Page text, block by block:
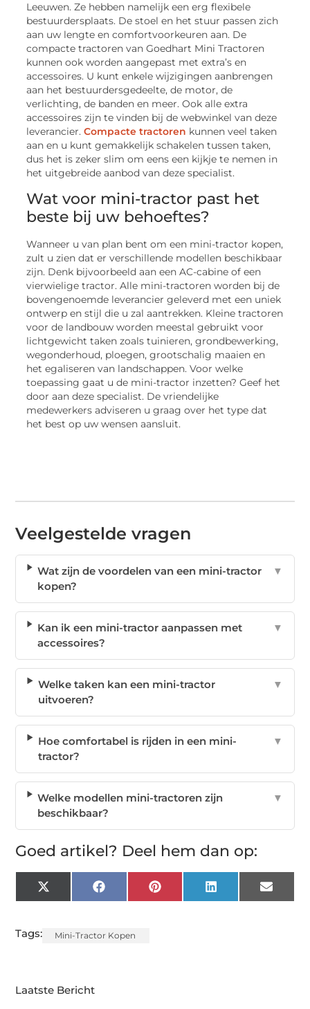
Leeuwen. Ze hebben namelijk een erg flexibele
bestuurdersplaats. De stoel en het stuur passen zich
aan uw lengte en comfortvoorkeuren aan. De
compacte tractoren van Goedhart Mini Tractoren
kunnen ook worden aangepast met extra’s en
accessoires. U kunt enkele wijzigingen aanbrengen
aan het bestuurdersgedeelte, de motor, de
verlichting, de banden en meer. Ook alle extra
accessoires zijn te vinden bij de webwinkel van deze
leverancier.Compacte tractoren kunnen veel taken
aan en u kunt gemakkelijk schakelen tussen taken,
dus het is zeker slim om eens een kijkje te nemen in
het uitgebreide aanbod van deze specialist.
Wat voor mini-tractor past het
beste bij uw behoeftes?
Wanneer u van plan bent om een mini-tractor kopen,
zult u zien dat er verschillende modellen beschikbaar
zijn. Denk bijvoorbeeld aan een AC-cabine of een
vierwielige tractor. Alle mini-tractoren worden bij de
bovengenoemde leverancier geleverd met een uniek
ontwerp en stijl die u zal aantrekken. Kleine tractoren
voor de landbouw worden meestal gebruikt voor
lichtgewicht taken zoals tuinieren, grondbewerking,
wegonderhoud, ploegen, grootschalig maaien en
het egaliseren van landschappen. Voor welke
toepassing gaat u de mini-tractor inzetten? Geef het
door aan deze specialist. De vriendelijke
medewerkers adviseren u graag over het type dat
het best op uw wensen aansluit.
Veelgestelde vragen
Wat zijn de voordelen van een mini-tractor
kopen?
▼
Kan ik een mini-tractor aanpassen met
accessoires?
▼
Welke taken kan een mini-tractor
uitvoeren?
▼
Hoe comfortabel is rijden in een mini-
tractor?
▼
Welke modellen mini-tractoren zijn
beschikbaar?
▼
Goed artikel? Deel hem dan op:
X
(Twitter)
FacebookPinterest LinkedIn Email
Tags: Mini-Tractor Kopen
Laatste Bericht